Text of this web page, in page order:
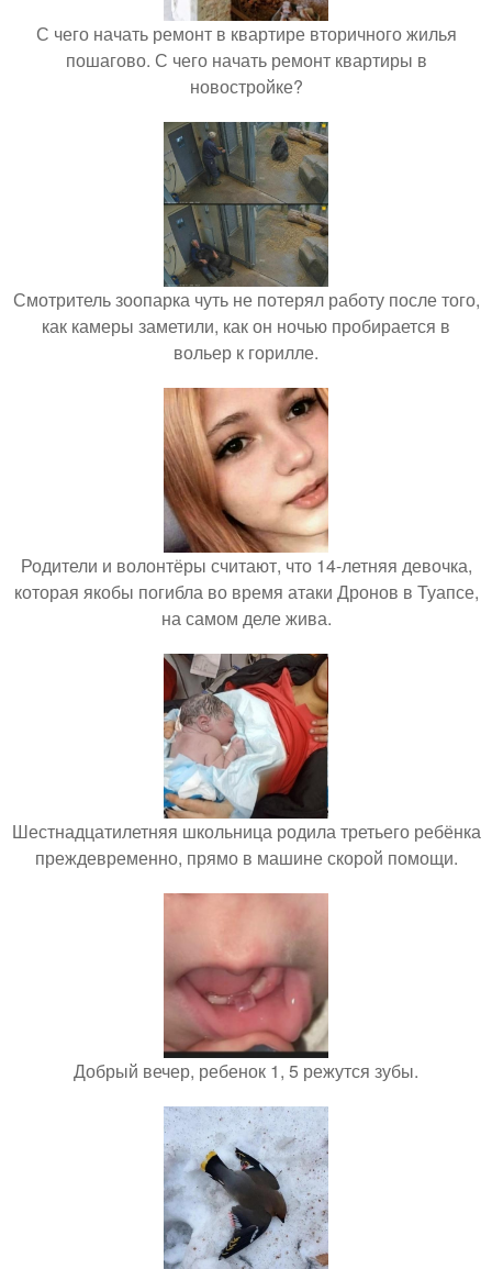
С чего начать ремонт в квартире вторичного жилья
пошагово. С чего начать ремонт квартиры в
новостройке?
Смотритель зоопарка чуть не потерял работу после того,
как камеры заметили, как он ночью пробирается в
вольер к горилле.
Родители и волонтёры считают, что 14-летняя девочка,
которая якобы погибла во время атаки Дронов в Туапсе,
на самом деле жива.
Шестнадцатилетняя школьница родила третьего ребёнка
преждевременно, прямо в машине скорой помощи.
Добрый вечер, ребенок 1, 5 режутся зубы.